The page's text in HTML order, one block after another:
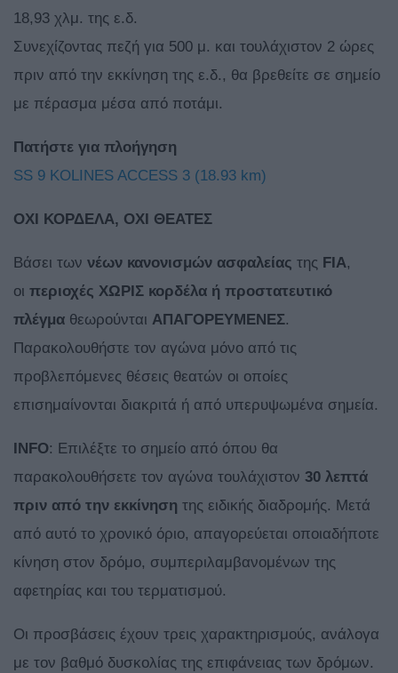
18,93 χλμ. της ε.δ.
Συνεχίζοντας πεζή για 500 μ. και τουλάχιστον 2 ώρες
πριν από την εκκίνηση της ε.δ., θα βρεθείτε σε σημείο
με πέρασμα μέσα από ποτάμι.
Πατήστε για πλοήγηση
SS 9 KOLINES ACCESS 3 (18.93 km)
ΟΧΙ ΚΟΡΔΕΛΑ, ΟΧΙ ΘΕΑΤΕΣ
Βάσει των νέων κανονισμών ασφαλείας της FIA,
οι περιοχές ΧΩΡΙΣ κορδέλα ή προστατευτικό
πλέγμα θεωρούνται ΑΠΑΓΟΡΕΥΜΕΝΕΣ.
Παρακολουθήστε τον αγώνα μόνο από τις
προβλεπόμενες θέσεις θεατών οι οποίες
επισημαίνονται διακριτά ή από υπερυψωμένα σημεία.
INFO: Επιλέξτε το σημείο από όπου θα
παρακολουθήσετε τον αγώνα τουλάχιστον 30 λεπτά
πριν από την εκκίνηση της ειδικής διαδρομής. Μετά
από αυτό το χρονικό όριο, απαγορεύεται οποιαδήποτε
κίνηση στον δρόμο, συμπεριλαμβανομένων της
αφετηρίας και του τερματισμού.
Οι προσβάσεις έχουν τρεις χαρακτηρισμούς, ανάλογα
με τον βαθμό δυσκολίας της επιφάνειας των δρόμων.